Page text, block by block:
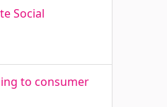
Social
to consumer